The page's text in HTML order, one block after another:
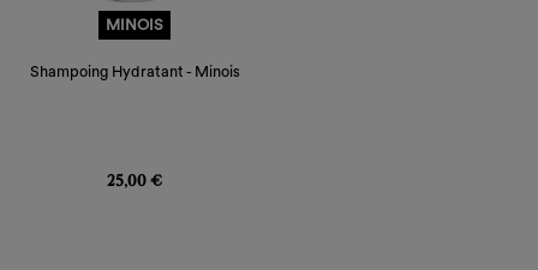
MINOIS
Shampoing Hydratant - Minois
25,00 €